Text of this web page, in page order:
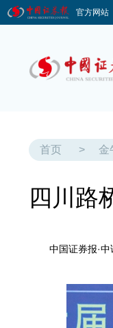
首页 > 金
四川路
中国证券报·中